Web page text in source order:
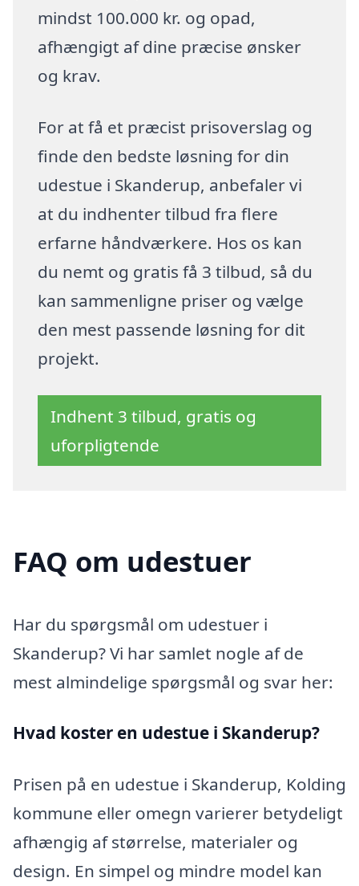
mindst 100.000 kr. og opad,
afhængigt af dine præcise ønsker
og krav.
For at få et præcist prisoverslag og
finde den bedste løsning for din
udestue i Skanderup, anbefaler vi
at du indhenter tilbud fra flere
erfarne håndværkere. Hos os kan
du nemt og gratis få 3 tilbud, så du
kan sammenligne priser og vælge
den mest passende løsning for dit
projekt.
Indhent 3 tilbud, gratis og
uforpligtende
FAQ om udestuer
Har du spørgsmål om udestuer i
Skanderup? Vi har samlet nogle af de
mest almindelige spørgsmål og svar her:
Hvad koster en udestue i Skanderup?
Prisen på en udestue i Skanderup, Kolding
kommune eller omegn varierer betydeligt
afhængig af størrelse, materialer og
design. En simpel og mindre model kan